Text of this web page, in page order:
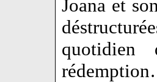
Joana et